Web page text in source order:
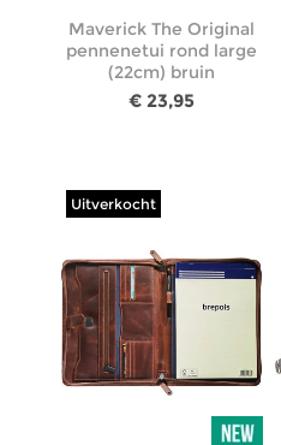
Maverick The Original
pennenetui rond large
(22cm) bruin
€ 23,95
Uitverkocht